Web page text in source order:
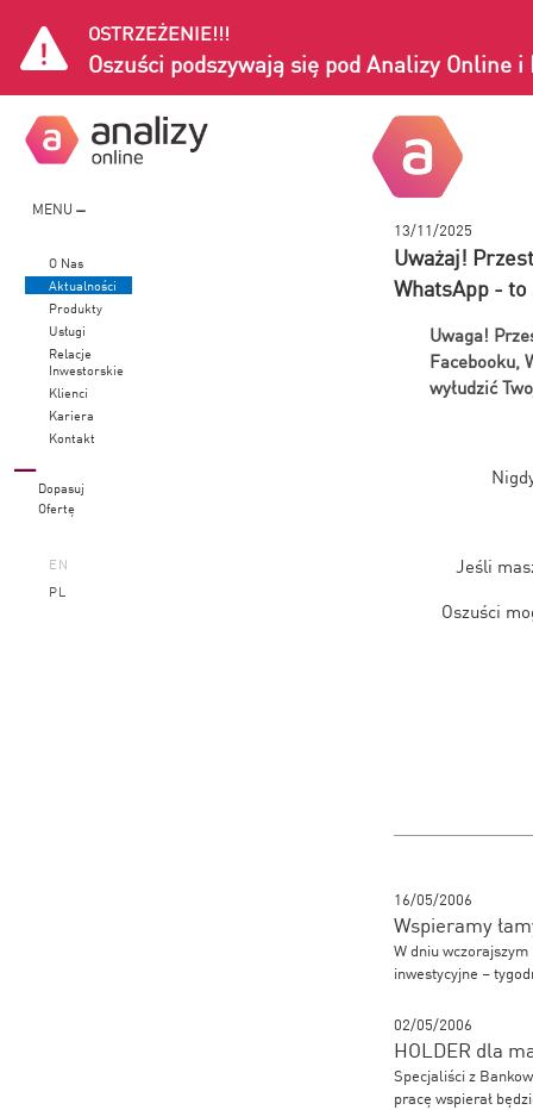
OSTRZEŻENIE!!!
Oszuści podszywają się pod Analizy Online i
MENU
O Nas
Aktualności
Produkty
Usługi
Relacje
Inwestorskie
Klienci
Kariera
Kontakt
Dopasuj
Ofertę
EN
PL
13/11/2025
Uważaj!
WhatsApp - to
Uwaga!
Facebooku,
wyłudzić
Jeśli
Oszuści
16/05/2006
Wspieramy
W dniu
inwestycyjne –
02/05/2006
HOLDER dla
Specjaliści z
pracę wspierał